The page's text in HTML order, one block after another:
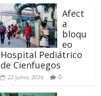
Afect
a
bloqu
eo
Hospital Pediátrico
de Cienfuegos
22 junio, 2026 0